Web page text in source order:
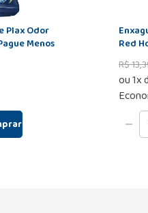
Plax Odor
Menos
Red
com
R$13,
ou1x